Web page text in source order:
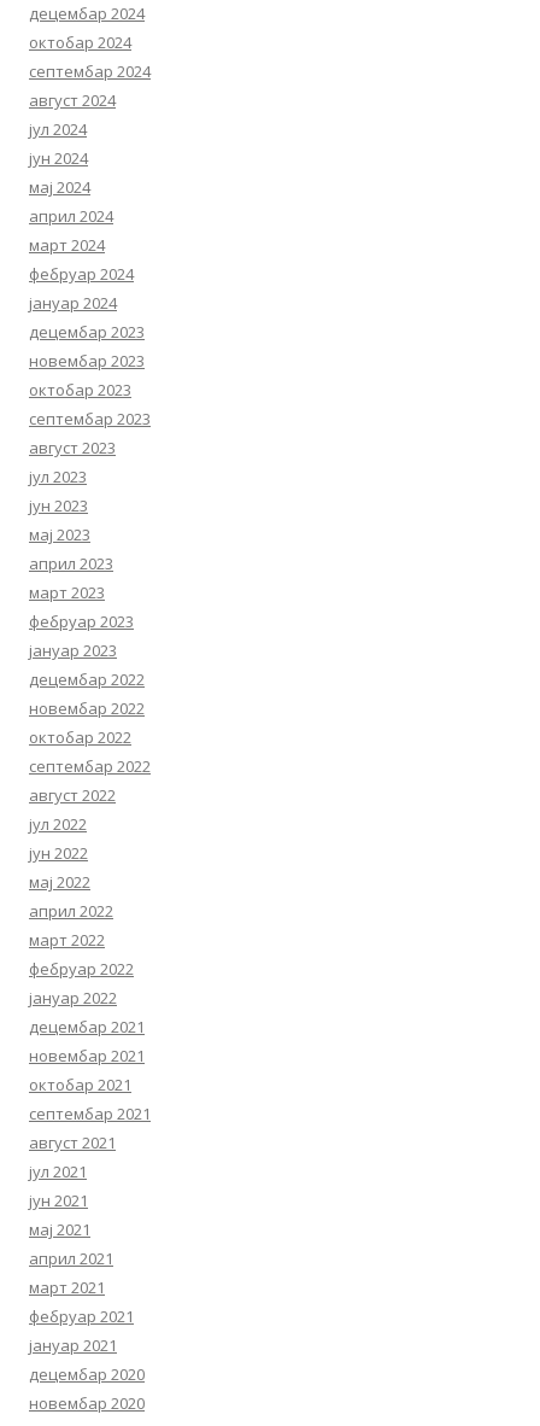
децембар 2024
октобар 2024
септембар 2024
август 2024
јул 2024
јун 2024
мај 2024
април 2024
март 2024
фебруар 2024
јануар 2024
децембар 2023
новембар 2023
октобар 2023
септембар 2023
август 2023
јул 2023
јун 2023
мај 2023
април 2023
март 2023
фебруар 2023
јануар 2023
децембар 2022
новембар 2022
октобар 2022
септембар 2022
август 2022
јул 2022
јун 2022
мај 2022
април 2022
март 2022
фебруар 2022
јануар 2022
децембар 2021
новембар 2021
октобар 2021
септембар 2021
август 2021
јул 2021
јун 2021
мај 2021
април 2021
март 2021
фебруар 2021
јануар 2021
децембар 2020
новембар 2020